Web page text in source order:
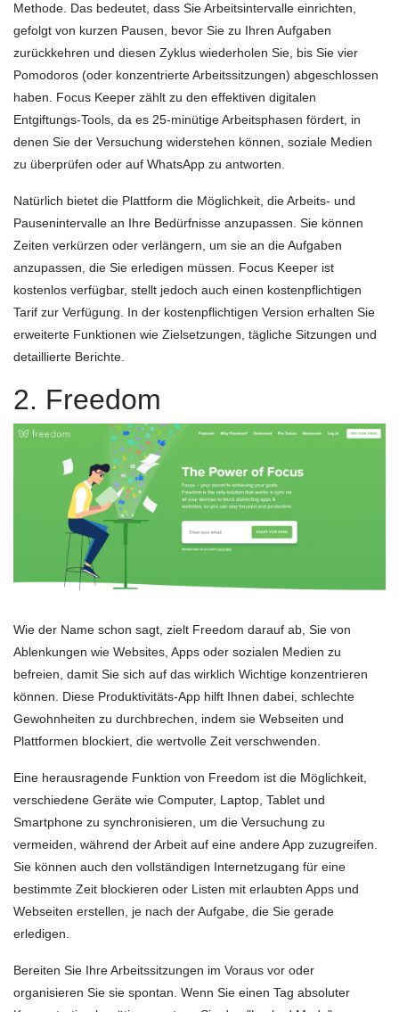
Methode. Das bedeutet, dass Sie Arbeitsintervalle einrichten,
gefolgt von kurzen Pausen, bevor Sie zu Ihren Aufgaben
zurückkehren und diesen Zyklus wiederholen Sie, bis Sie vier
Pomodoros (oder konzentrierte Arbeitssitzungen) abgeschlossen
haben. Focus Keeper zählt zu den effektiven digitalen
Entgiftungs-Tools, da es 25-minütige Arbeitsphasen fördert, in
denen Sie der Versuchung widerstehen können, soziale Medien
zu überprüfen oder auf WhatsApp zu antworten.
Natürlich bietet die Plattform die Möglichkeit, die Arbeits- und
Pausenintervalle an Ihre Bedürfnisse anzupassen. Sie können
Zeiten verkürzen oder verlängern, um sie an die Aufgaben
anzupassen, die Sie erledigen müssen. Focus Keeper ist
kostenlos verfügbar, stellt jedoch auch einen kostenpflichtigen
Tarif zur Verfügung. In der kostenpflichtigen Version erhalten Sie
erweiterte Funktionen wie Zielsetzungen, tägliche Sitzungen und
detaillierte Berichte.
2. Freedom
Wie der Name schon sagt, zielt Freedom darauf ab, Sie von
Ablenkungen wie Websites, Apps oder sozialen Medien zu
befreien, damit Sie sich auf das wirklich Wichtige konzentrieren
können. Diese Produktivitäts-App hilft Ihnen dabei, schlechte
Gewohnheiten zu durchbrechen, indem sie Webseiten und
Plattformen blockiert, die wertvolle Zeit verschwenden.
Eine herausragende Funktion von Freedom ist die Möglichkeit,
verschiedene Geräte wie Computer, Laptop, Tablet und
Smartphone zu synchronisieren, um die Versuchung zu
vermeiden, während der Arbeit auf eine andere App zuzugreifen.
Sie können auch den vollständigen Internetzugang für eine
bestimmte Zeit blockieren oder Listen mit erlaubten Apps und
Webseiten erstellen, je nach der Aufgabe, die Sie gerade
erledigen.
Bereiten Sie Ihre Arbeitssitzungen im Voraus vor oder
organisieren Sie sie spontan. Wenn Sie einen Tag absoluter